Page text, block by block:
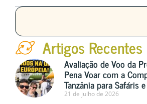
Artigos Recentes
Avaliação de Voo da
Pena Voar com a
Tanzânia para Safáris
21 de julho de 2026